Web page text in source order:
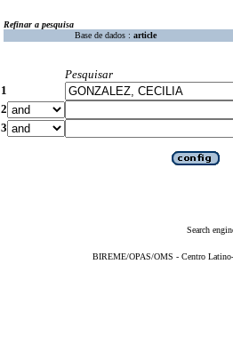
Refinar a pesquisa
Base de dados : article
Pesquisar
1
2
3
Search
BIREME/OPAS/OMS - Centro Latino-